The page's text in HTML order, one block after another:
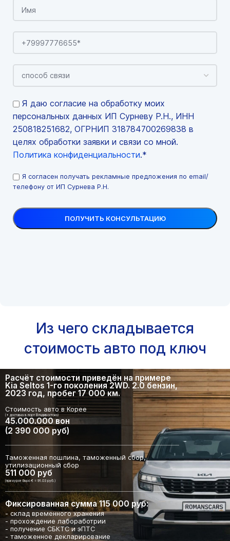
Я даю согласие на обработку моих
персональных данных ИП Сурневу Р.Н., ИНН
250818251682, ОГРНИП 318784700269838 в
целях обработки заявки и связи со мной.
Политика конфиденциальности.*
Я согласен получать рекламные предложения по email/
телефону от ИП Сурнева Р.Н.
Из чего складывается
стоимость авто под ключ
Расчёт стоимости приведён на примере
Kia Seltos 1-го поколения 2WD. 2.0 бензин,
2023 год, пробег 17 000 км.
Стоимость авто в Корее
(+ доставка в порт Владивостока)
45.000.000 вон
(2 390 000 руб)
Таможенная пошлина, таможенный сбор,
утилизационный сбор
511 000 руб
(при курсе Евро € = 91.03 руб.)
Фиксированная сумма 115 000 руб:
- склад временного хранения
- прохождение лабоработрии
- получение СБКТС и эПТС
- таможенное декларирование